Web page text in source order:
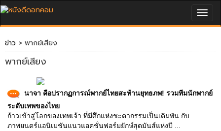
ข่าว > พากย์เสียง
พากย์เสียง
นาจา คือปรากฏการณ์พากย์ไทยสะท้านยุทธภพ! รวมทีมนักพากย์
ระดับเทพของไทย
ก้าวเข้าสู่โลกของเทพเจ้า ที่มีศึกแห่งชะตากรรมเป็นเดิมพัน กับ
ภาพยนตร์แอนิเมชันแนวแอคชั่นฟอร์มยักษ์สุดมันส์แห่งปี ...